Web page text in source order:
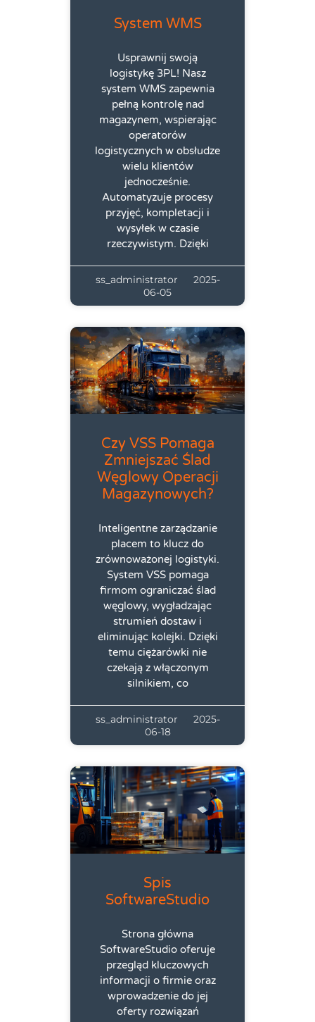
System WMS
Usprawnij swoją
logistykę 3PL! Nasz
system WMS zapewnia
pełną kontrolę nad
magazynem, wspierając
operatorów
logistycznych w obsłudze
wielu klientów
jednocześnie.
Automatyzuje procesy
przyjęć, kompletacji i
wysyłek w czasie
rzeczywistym. Dzięki
ss_administrator
2025-
06-05
Czy VSS Pomaga
Zmniejszać Ślad
Węglowy Operacji
Magazynowych?
Inteligentne zarządzanie
placem to klucz do
zrównoważonej logistyki.
System VSS pomaga
firmom ograniczać ślad
węglowy, wygładzając
strumień dostaw i
eliminując kolejki. Dzięki
temu ciężarówki nie
czekają z włączonym
silnikiem, co
ss_administrator
2025-
06-18
Spis
SoftwareStudio
Strona główna
SoftwareStudio oferuje
przegląd kluczowych
informacji o firmie oraz
wprowadzenie do jej
oferty rozwiązań